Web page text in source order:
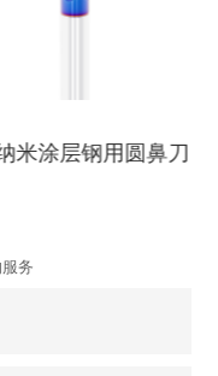
米涂层钢用圆鼻刀
务